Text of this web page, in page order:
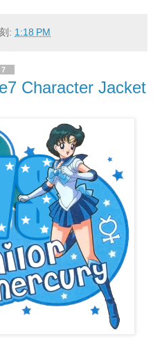
: 1:18 PM
Character Jacket